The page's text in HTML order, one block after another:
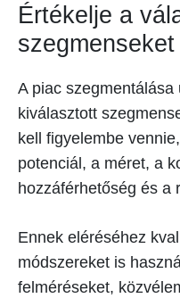
Értékelje a
szegmenseket
A piac
kiválasztott
kell figyelembe
potenciál, a méret, a
hozzáférhetőség és a
Ennek eléréséhez
módszereket is
felméréseket,